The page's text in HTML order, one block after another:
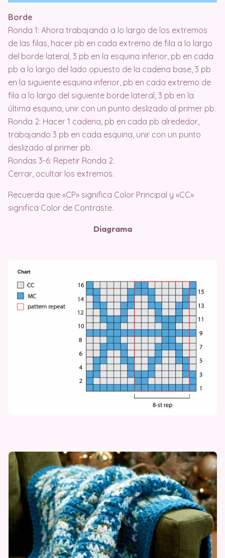
Borde
Ronda 1: Ahora trabajando a lo largo de los extremos
de las filas, hacer pb en cada extremo de fila a lo largo
del borde lateral, 3 pb en la esquina inferior, pb en cada
pb a lo largo del lado opuesto de la cadena base, 3 pb
en la siguiente esquina inferior, pb en cada extremo de
fila a lo largo del siguiente borde lateral, 3 pb en la
última esquina, unir con un punto deslizado al primer pb.
Ronda 2: Hacer 1 cadena, pb en cada pb alrededor,
trabajando 3 pb en cada esquina, unir con un punto
deslizado al primer pb.
Rondas 3-6: Repetir Ronda 2.
Cerrar, ocultar los extremos.
Recuerda que «CP» significa Color Principal y «CC»
significa Color de Contraste.
Diagrama